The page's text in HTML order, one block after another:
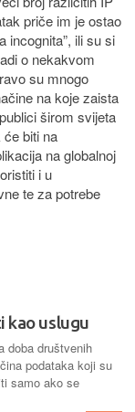
priče im je ostao
incognita”, ili su si
o nekakvom
su mnogo
na koje zaista
širom svijeta
biti na
na globalnoj
i u
te za potrebe
kao uslugu
doba društvenih
podataka koji su
samo ako se